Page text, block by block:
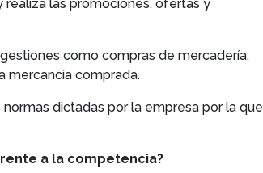
realiza las promociones, ofertas y
como compras de mercadería,
mercancía comprada.
dictadas por la empresa por la que
a la competencia?